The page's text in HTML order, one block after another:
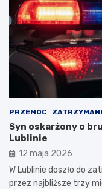
PRZEMOC
Syn oskarżony o
Lublinie
12 maja 2026
W Lublinie doszło do
przez najbliższe trzy